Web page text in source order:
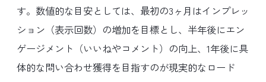
す。数値的な目安としては、最初の3ヶ月はインプレッ
ション（表示回数）の増加を目標とし、半年後にエン
ゲージメント（いいねやコメント）の向上、1年後に具
体的な問い合わせ獲得を目指すのが現実的なロード